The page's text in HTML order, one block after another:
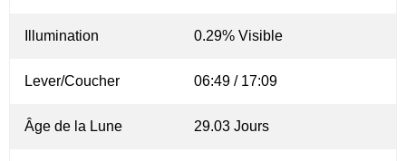
Illumination 0.29% Visible
Lever/Coucher 06:49 / 17:09
Âge de la Lune 29.03 Jours